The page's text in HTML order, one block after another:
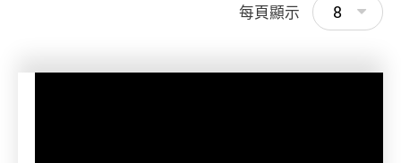
每頁顯示 8